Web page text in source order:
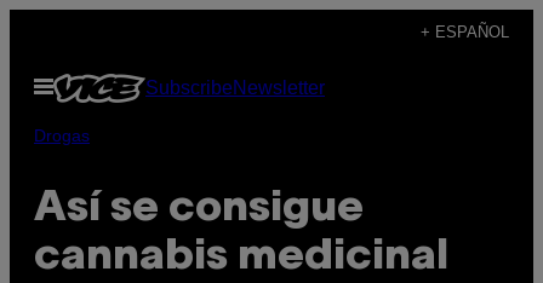
contenido
+ ESPAÑOL
Abrir
Menú
SubscribeNewsletter
Drogas
Así se consigue
cannabis medicinal